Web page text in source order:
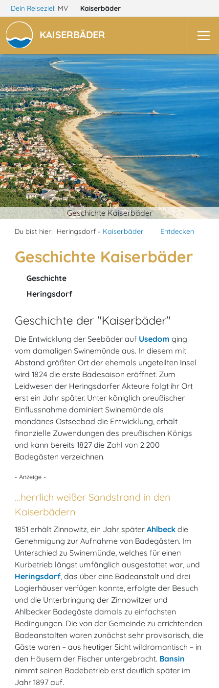
Dein Reiseziel: MV Kaiserbäder
KAISERBÄDER
Geschichte Kaiserbäder
Du bist hier: Heringsdorf - Kaiserbäder Entdecken
Geschichte Kaiserbäder
Geschichte
Heringsdorf
Geschichte der "Kaiserbäder"
Die Entwicklung der Seebäder auf Usedom ging
vom damaligen Swinemünde aus. In diesem mit
Abstand größten Ort der ehemals ungeteilten Insel
wird 1824 die erste Badesaison eröffnet. Zum
Leidwesen der Heringsdorfer Akteure folgt ihr Ort
erst ein Jahr später. Unter königlich preußischer
Einflussnahme dominiert Swinemünde als
mondänes Ostseebad die Entwicklung, erhält
finanzielle Zuwendungen des preußischen Königs
und kann bereits 1827 die Zahl von 2.200
Badegästen verzeichnen.
- Anzeige -
...herrlich weißer Sandstrand in den
Kaiserbädern
1851 erhält Zinnowitz, ein Jahr später Ahlbeck die
Genehmigung zur Aufnahme von Badegästen. Im
Unterschied zu Swinemünde, welches für einen
Kurbetrieb längst umfänglich ausgestattet war, und
Heringsdorf, das über eine Badeanstalt und drei
Logierhäuser verfügen konnte, erfolgte der Besuch
und die Unterbringung der Zinnowitzer und
Ahlbecker Badegäste damals zu einfachsten
Bedingungen. Die von der Gemeinde zu errichtenden
Badeanstalten waren zunächst sehr provisorisch, die
Gäste waren – aus heutiger Sicht wildromantisch – in
den Häusern der Fischer untergebracht. Bansin
nimmt seinen Badebetrieb erst deutlich später im
Jahr 1897 auf.